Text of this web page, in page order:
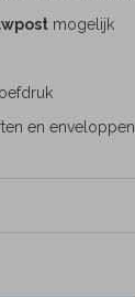
mogelijk
en enveloppen